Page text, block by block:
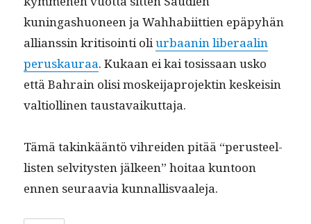
kuningashuoneen ja Wah­habi­it­tien epäpy­hän
allianssin kri­ti­soin­ti oliurbaanin lib­er­aalin
peruskau­raa. Kukaan ei kai tosis­saan usko
että Bahrain olisi moskei­japro­jek­tin keskeisin
val­ti­olli­nen taustavaikuttaja.
Tämä takinkään­tö vihrei­den pitää “perus­teel­
lis­ten selvi­tys­ten jäl­keen” hoitaa kun­toon
ennen seu­raavia kunnallisvaaleja.